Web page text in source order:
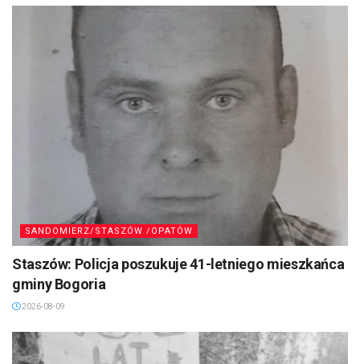
SANDOMIERZ/STASZÓW /OPATÓW
Staszów: Policja poszukuje 41-letniego mieszkańca
gminy Bogoria
2026-08-09